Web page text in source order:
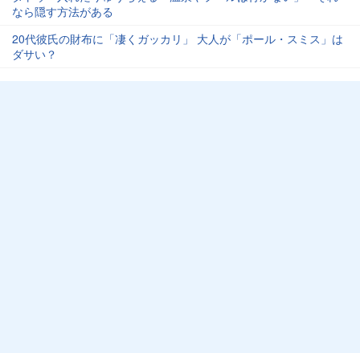
なら隠す方法がある
20代彼氏の財布に「凄くガッカリ」 大人が「ポール・スミス」は
ダサい？